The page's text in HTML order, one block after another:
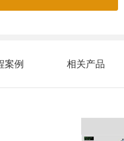
案例 相关产品